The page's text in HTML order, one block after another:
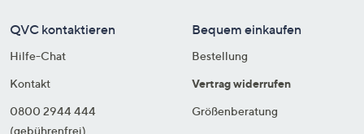
QVC kontaktieren
Hilfe-Chat
Kontakt
0800 2944 444
(gebührenfrei)
Bequem einkaufen
Bestellung
Vertrag widerrufen
Größenberatung